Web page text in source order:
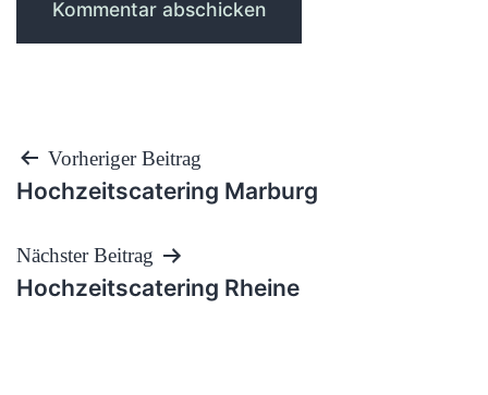
Beitragsnavigation
Vorheriger Beitrag
Hochzeitscatering Marburg
Nächster Beitrag
Hochzeitscatering Rheine